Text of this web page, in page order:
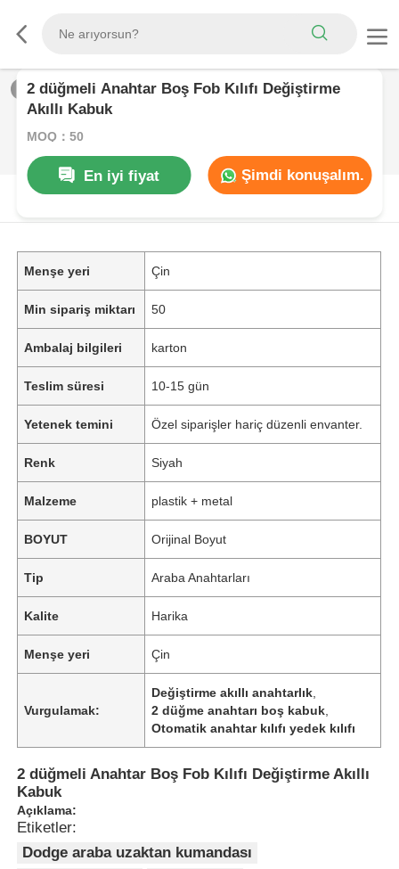
/ 0
2 düğmeli Anahtar Boş Fob Kılıfı Değiştirme
Akıllı Kabuk
MOQ：50
En iyi fiyat
Şimdi konuşalım.
ÜRüN AçıKLAMASı
Menşe yeri Çin
Min sipariş miktarı 50
Ambalaj bilgileri karton
Teslim süresi 10-15 gün
Yetenek temini Özel siparişler hariç düzenli envanter.
Renk Siyah
Malzeme plastik + metal
BOYUT Orijinal Boyut
Tip Araba Anahtarları
Kalite Harika
Menşe yeri Çin
Vurgulamak:
Değiştirme akıllı anahtarlık
2 düğme anahtarı boş kabuk
Otomatik anahtar kılıfı yedek kılıfı
2 düğmeli Anahtar Boş Fob Kılıfı Değiştirme Akıllı
Kabuk
Açıklama:
Etiketler:
Dodge araba uzaktan kumandası